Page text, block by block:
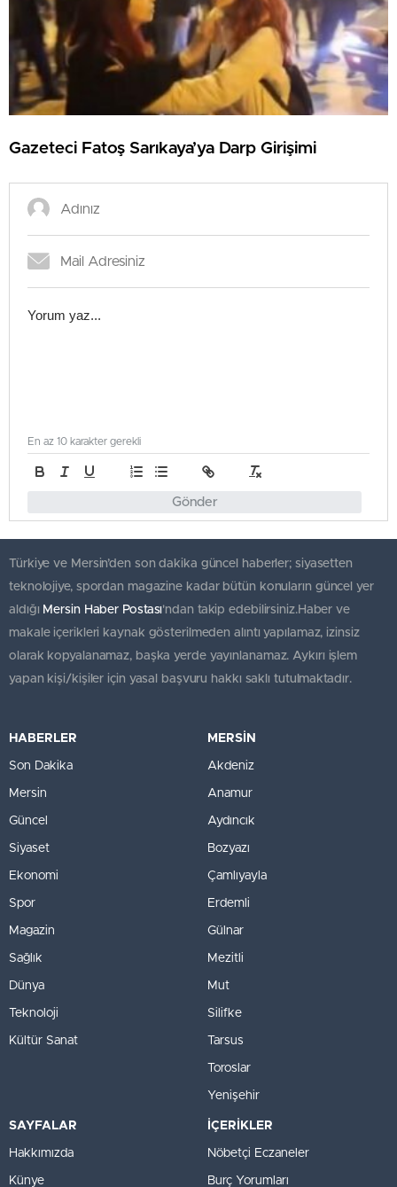
Gazeteci Fatoş Sarıkaya’ya Darp Girişimi
Gönder
En az 10 karakter gerekli
Türkiye ve Mersin’den son dakika güncel haberler; siyasetten
teknolojiye, spordan magazine kadar bütün konuların güncel yer
aldığı Mersin Haber Postası'ndan takip edebilirsiniz.Haber ve
makale içerikleri kaynak gösterilmeden alıntı yapılamaz, izinsiz
olarak kopyalanamaz, başka yerde yayınlanamaz. Aykırı işlem
yapan kişi/kişiler için yasal başvuru hakkı saklı tutulmaktadır.
HABERLER
Son Dakika
Mersin
Güncel
Siyaset
Ekonomi
Spor
Magazin
Sağlık
Dünya
Teknoloji
Kültür Sanat
MERSİN
Akdeniz
Anamur
Aydıncık
Bozyazı
Çamlıyayla
Erdemli
Gülnar
Mezitli
Mut
Silifke
Tarsus
Toroslar
Yenişehir
SAYFALAR
Hakkımızda
Künye
İÇERİKLER
Nöbetçi Eczaneler
Burç Yorumları